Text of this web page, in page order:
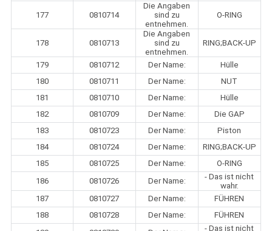
177 0810714
Die Angaben
sind zu
entnehmen.
O-RING
178 0810713
Die Angaben
sind zu
entnehmen.
RING;BACK-UP
179 0810712 Der Name:
Hülle
180
0810711 Der Name:
NUT
181
0810710 Der Name:
Hülle
182
0810709 Der Name:
Die GAP
183
0810723 Der Name:
Piston
184
0810724 Der Name:
RING;BACK-UP
185
0810725 Der Name:
O-RING
186
0810726 Der Name:
- Das ist nicht
wahr.
187
0810727 Der Name:
FÜHREN
188
0810728 Der Name:
FÜHREN
- Das ist nicht